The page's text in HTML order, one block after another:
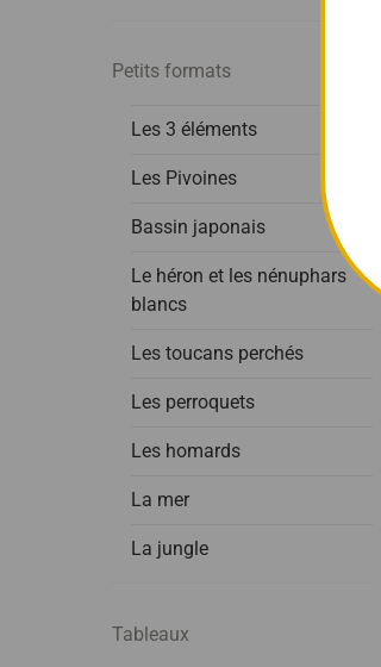
Petits formats
Les 3 éléments
Les Pivoines
Bassin japonais
Le héron et les nénuphars
blancs
Les toucans perchés
Les perroquets
Les homards
La mer
La jungle
Tableaux